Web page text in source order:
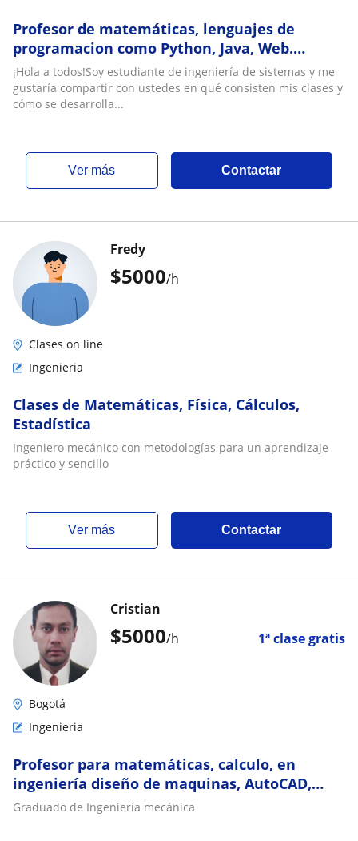
Profesor de matemáticas, lenguajes de
programacion como Python, Java, Web.
Software como Excel, Power Bi, etc
¡Hola a todos!Soy estudiante de ingeniería de sistemas y me
gustaría compartir con ustedes en qué consisten mis clases y
cómo se desarrolla...
ver más Contactar
$5000/h
Fredy
Clases on line
Ingenieria
Clases de Matemáticas, Física, Cálculos,
Estadística
Ingeniero mecánico con metodologías para un aprendizaje
práctico y sencillo
ver más Contactar
$5000/h 1ª clase gratis
Cristian
Bogotá
Ingenieria
Profesor para matemáticas, calculo, en
ingeniería diseño de maquinas, AutoCAD,
inventor SolidWorks, diseño de piezas y
Graduado de Ingeniería mecánica